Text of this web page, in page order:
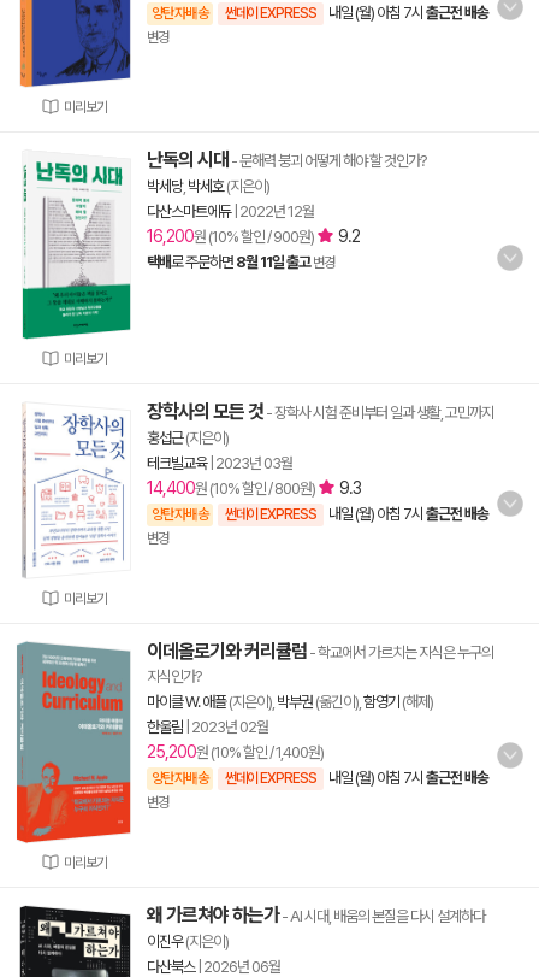
미리보기
양탄자배송 썬데이 EXPRESS 내일 (월) 아침 7시 출근전 배송
변경
미리보기
난독의 시대 - 문해력 붕괴 어떻게 해야 할 것인가?
박세당, 박세호(지은이)
다산스마트에듀| 2022년 12월
16,200원 (10% 할인 / 900원) 9.2
택배로 주문하면 8월 11일 출고 변경
미리보기
장학사의 모든 것 - 장학사 시험 준비부터 일과 생활, 고민까지
홍섭근(지은이)
테크빌교육| 2023년 03월
14,400원 (10% 할인 / 800원) 9.3
양탄자배송 썬데이 EXPRESS 내일 (월) 아침 7시 출근전 배송
변경
미리보기
이데올로기와 커리큘럼 - 학교에서 가르치는 지식은 누구의
지식인가?
마이클 W. 애플(지은이), 박부권 (옮긴이), 함영기 (해제)
한울림 2023년 02월
25,200원 (10% 할인 / 1,400원)
양탄자배송 썬데이 EXPRESS 내일 (월) 아침 7시 출근전 배송
변경
왜 가르쳐야 하는가- AI 시대, 배움의 본질을 다시 설계하다
이진우(지은이)
다산북스| 2026년 06월